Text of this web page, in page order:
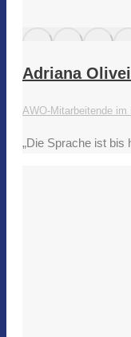
Adriana
AWO-Mitarbeitende im
„Die Sprache ist bis